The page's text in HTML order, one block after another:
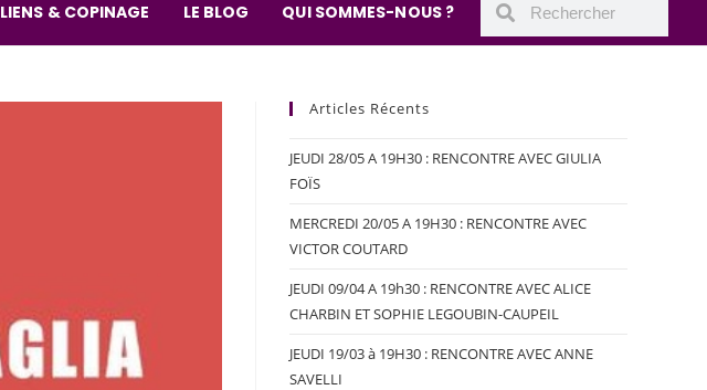
LIENS & COPINAGE LE BLOG QUI SOMMES-NOUS ?
Articles Récents
JEUDI 28/05 A 19H30 : RENCONTRE AVEC GIULIA
FOÏS
MERCREDI 20/05 A 19H30 : RENCONTRE AVEC
VICTOR COUTARD
JEUDI 09/04 A 19h30 : RENCONTRE AVEC ALICE
CHARBIN ET SOPHIE LEGOUBIN-CAUPEIL
JEUDI 19/03 à 19H30 : RENCONTRE AVEC ANNE
SAVELLI